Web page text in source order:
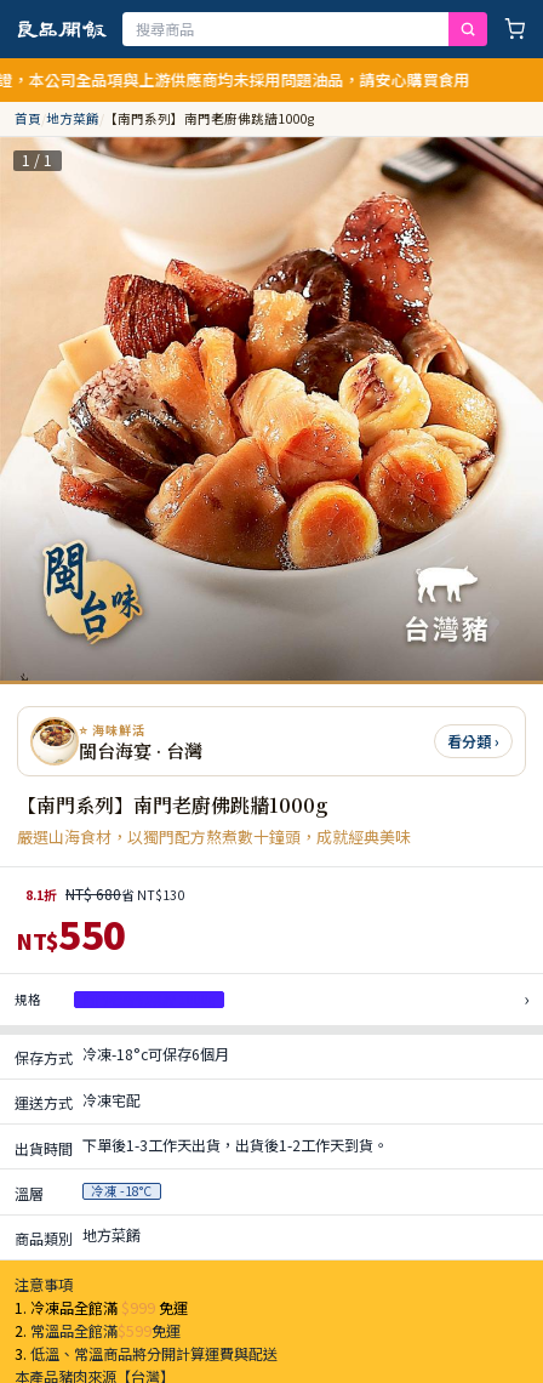
公司全品項與上游供應商均未採用問題油品，請安心購買食用
首頁/地方菜餚/ 【南門系列】南門老廚佛跳牆1000g
1 / 1
⭐ 海味鮮活
閩台海宴 · 台灣 看分類 ›
【南門系列】南門老廚佛跳牆1000g
嚴選山海食材，以獨門配方熬煮數十鐘頭，成就經典美味
8.1折 NT$ 680省 NT$130
NT$550
規格 ›
保存方式 冷凍-18°c可保存6個月
運送方式 冷凍宅配
出貨時間 下單後1-3工作天出貨，出貨後1-2工作天到貨。
溫層 冷凍 -18°C
商品類別 地方菜餚
注意事項
1. 冷凍品全館滿 $999免運
2. 常溫品全館滿$599免運
3.低溫、常溫商品將分開計算運費與配送
本產品豬肉來源【台灣】